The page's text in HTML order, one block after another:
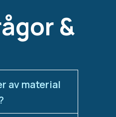
&
av material